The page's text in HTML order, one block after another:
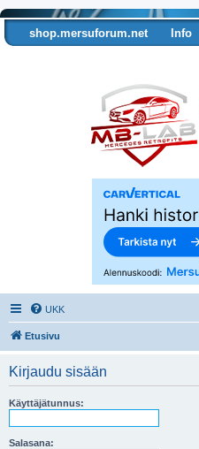
shop.mersuforum.net Info
UKK
Etusivu
Kirjaudu sisään
Käyttäjätunnus:
Salasana: